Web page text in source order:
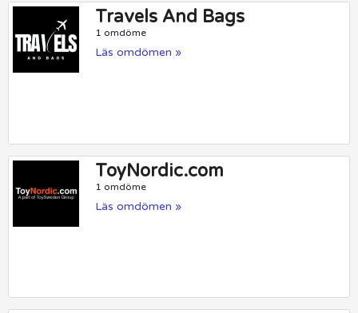
Travels And Bags
1 omdöme
Läs omdömen »
ToyNordic.com
1 omdöme
Läs omdömen »